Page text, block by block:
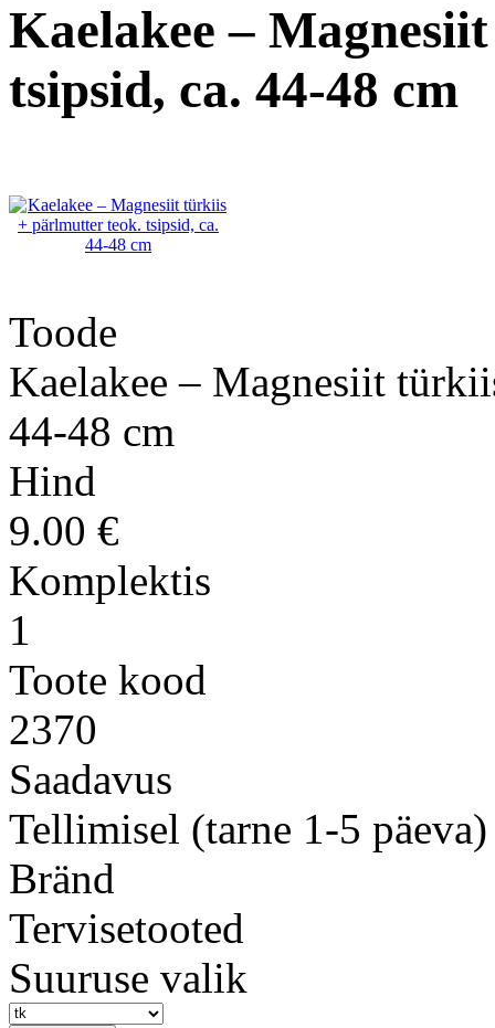
Kaelakee –
tsipsid, ca. 44-48 cm
Toode
Kaelakee – Magnesiit
44-48 cm
Hind
9.00 €
Komplektis
1
Toote kood
2370
Saadavus
Tellimisel (tarne 1-5 päeva)
Bränd
Tervisetooted
Suuruse valik